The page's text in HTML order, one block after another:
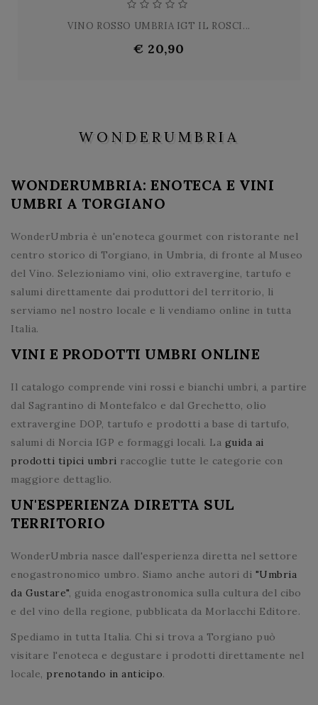
VINO ROSSO UMBRIA IGT IL ROSCI...
€ 20,90
WONDERUMBRIA
WONDERUMBRIA: ENOTECA E VINI
UMBRI A TORGIANO
WonderUmbria è un'enoteca gourmet con ristorante nel
centro storico di Torgiano, in Umbria, di fronte al Museo
del Vino. Selezioniamo vini, olio extravergine, tartufo e
salumi direttamente dai produttori del territorio, li
serviamo nel nostro locale e li vendiamo online in tutta
Italia.
VINI E PRODOTTI UMBRI ONLINE
Il catalogo comprende vini rossi e bianchi umbri, a partire
dal Sagrantino di Montefalco e dal Grechetto, olio
extravergine DOP, tartufo e prodotti a base di tartufo,
salumi di Norcia IGP e formaggi locali. La guida ai
prodotti tipici umbri raccoglie tutte le categorie con
maggiore dettaglio.
UN'ESPERIENZA DIRETTA SUL
TERRITORIO
WonderUmbria nasce dall'esperienza diretta nel settore
enogastronomico umbro. Siamo anche autori di "Umbria
da Gustare", guida enogastronomica sulla cultura del cibo
e del vino della regione, pubblicata da Morlacchi Editore.
Spediamo in tutta Italia. Chi si trova a Torgiano può
visitare l'enoteca e degustare i prodotti direttamente nel
locale, prenotando in anticipo.